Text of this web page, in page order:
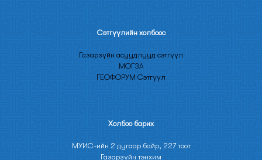
Сэтгүүлийн холбоос
Газарзүйн асуудлууд сэтгүүл
МОГЗА
ГЕОФОРУМ Сэтгүүл
Холбоо барих
МУИС-ийн 2 дугаар байр, 227 тоот
Газарзүйн тэнхим